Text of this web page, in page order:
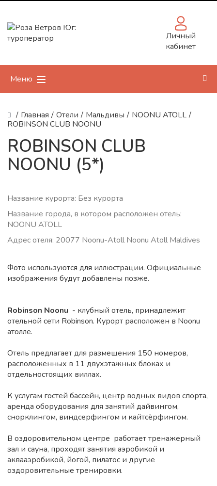
Личный
кабинет
Меню
/ Главная / Отели / Мальдивы / NOONU ATOLL /
ROBINSON CLUB NOONU
ROBINSON CLUB
NOONU (5*)
Название курорта: Без курорта
Название города, в котором расположен отель:
NOONU ATOLL
Адрес отеля: 20077 Noonu-Atoll Noonu Atoll Maldives
Фото используются для иллюстрации. Официальные
изображения будут добавлены позже.
Robinson Noonu - клубный отель, принадлежит
отельной сети Robinson. Курорт расположен в Noonu
атолле.
Отель предлагает для размещения 150 номеров,
расположенных в 11 двухэтажных блоках и
отдельностоящих виллах.
К услугам гостей бассейн, центр водных видов спорта,
аренда оборудования для занятий дайвингом,
снорклингом, виндсерфингом и кайтсёрфингом.
В оздоровительном центре работает тренажерный
зал и сауна, проходят занятия аэробикой и
аквааэробикой, йогой, пилатос и другие
оздоровительные тренировки.